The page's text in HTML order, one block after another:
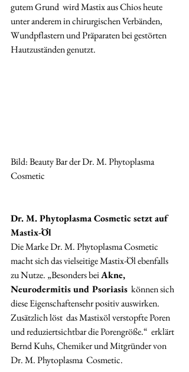
gutem Grund  wird Mastix aus Chios heute
unter anderem in chirurgischen Verbänden,
Wundpflastern und Präparaten bei gestörten
Hautzuständen genutzt.
Bild: Beauty Bar der Dr. M. Phytoplasma
Cosmetic
Dr. M. Phytoplasma Cosmetic setzt auf
Mastix-Öl
Die Marke Dr. M. Phytoplasma Cosmetic
macht sich das vielseitige Mastix-Öl ebenfalls
zu Nutze. „Besonders bei Akne,
Neurodermitis und Psoriasis
  können sich
diese Eigenschaftensehr positiv auswirken.
Zusätzlich löst  das Mastixöl verstopfte Poren
und reduziertsichtbar die Porengröße.“  erklärt
Bernd Kuhs, Chemiker und Mitgründer von
Dr. M. Phytoplasma  Cosmetic.